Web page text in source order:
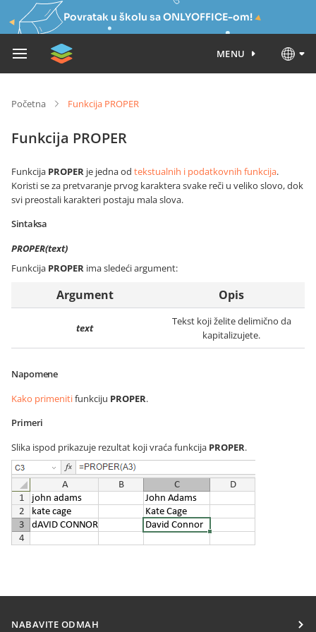
Povratak u školu sa ONLYOFFICE-om!
MENU
Početna Funkcija PROPER
Funkcija PROPER
Funkcija PROPER je jedna od tekstualnih i podatkovnih funkcija.
Koristi se za pretvaranje prvog karaktera svake reči u veliko slovo, dok
svi preostali karakteri postaju mala slova.
Sintaksa
PROPER(text)
Funkcija PROPER ima sledeći argument:
Argument Opis
text
Tekst koji želite delimično da
kapitalizujete.
Napomene
Kako primenitifunkciju PROPER.
Primeri
Slika ispod prikazuje rezultat koji vraća funkcija PROPER.
NABAVITE ODMAH